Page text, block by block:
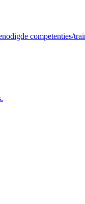
competenties/